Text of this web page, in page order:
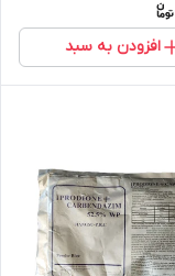
افزودن به سبد